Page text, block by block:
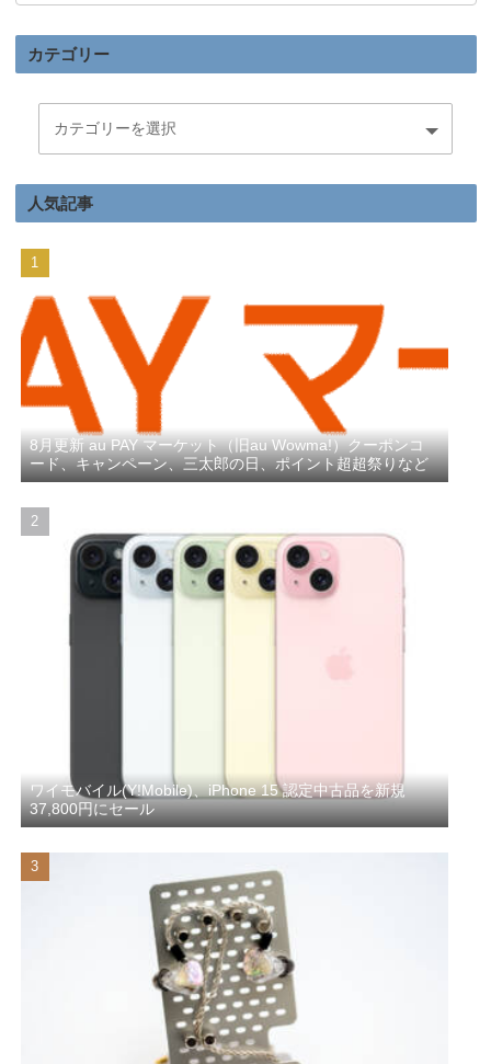
カテゴリー
人気記事
8月更新 au PAY マーケット（旧au Wowma!）クーポンコ
ード、キャンペーン、三太郎の日、ポイント超超祭りなど
ワイモバイル(Y!Mobile)、iPhone 15 認定中古品を新規
37,800円にセール